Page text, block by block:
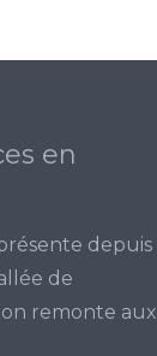
en
depuis
de
remonte aux